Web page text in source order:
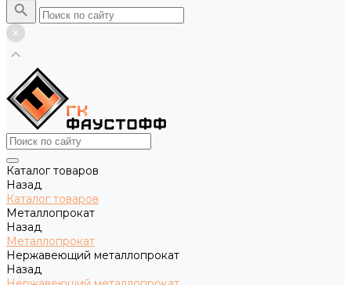
Каталог товаров
Назад
Каталог товаров
Металлопрокат
Назад
Металлопрокат
Нержавеющий металлопрокат
Назад